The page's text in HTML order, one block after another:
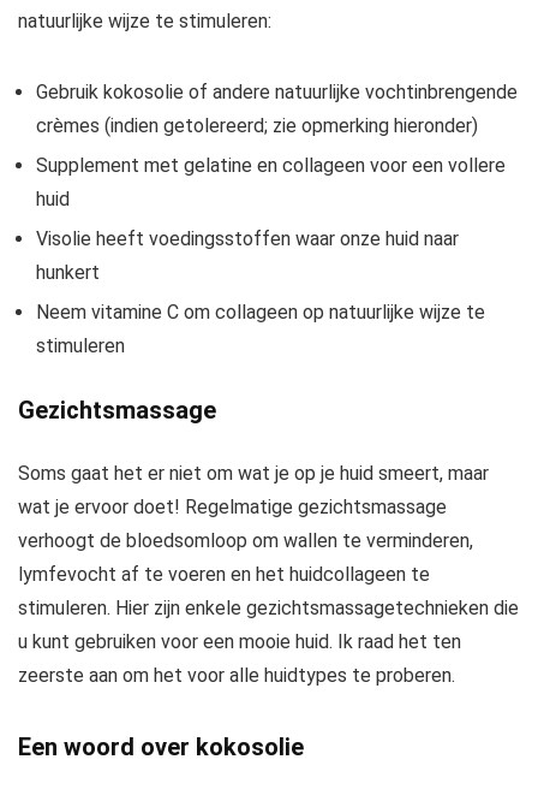
natuurlijke wijze te stimuleren:
Gebruik kokosolie of andere natuurlijke vochtinbrengende
crèmes (indien getolereerd; zie opmerking hieronder)
Supplement met gelatine en collageen voor een vollere
huid
Visolie heeft voedingsstoffen waar onze huid naar
hunkert
Neem vitamine C om collageen op natuurlijke wijze te
stimuleren
Gezichtsmassage
Soms gaat het er niet om wat je op je huid smeert, maar
wat je ervoor doet! Regelmatige gezichtsmassage
verhoogt de bloedsomloop om wallen te verminderen,
lymfevocht af te voeren en het huidcollageen te
stimuleren. Hier zijn enkele gezichtsmassagetechnieken die
u kunt gebruiken voor een mooie huid. Ik raad het ten
zeerste aan om het voor alle huidtypes te proberen.
Een woord over kokosolie